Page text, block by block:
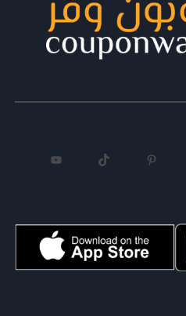
بينتريست تيك توك